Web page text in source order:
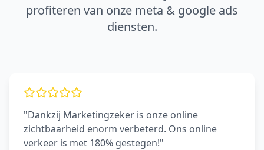
profiteren van onze meta & google ads
diensten.
"Dankzij Marketingzeker is onze online
zichtbaarheid enorm verbeterd. Ons online
verkeer is met 180% gestegen!"